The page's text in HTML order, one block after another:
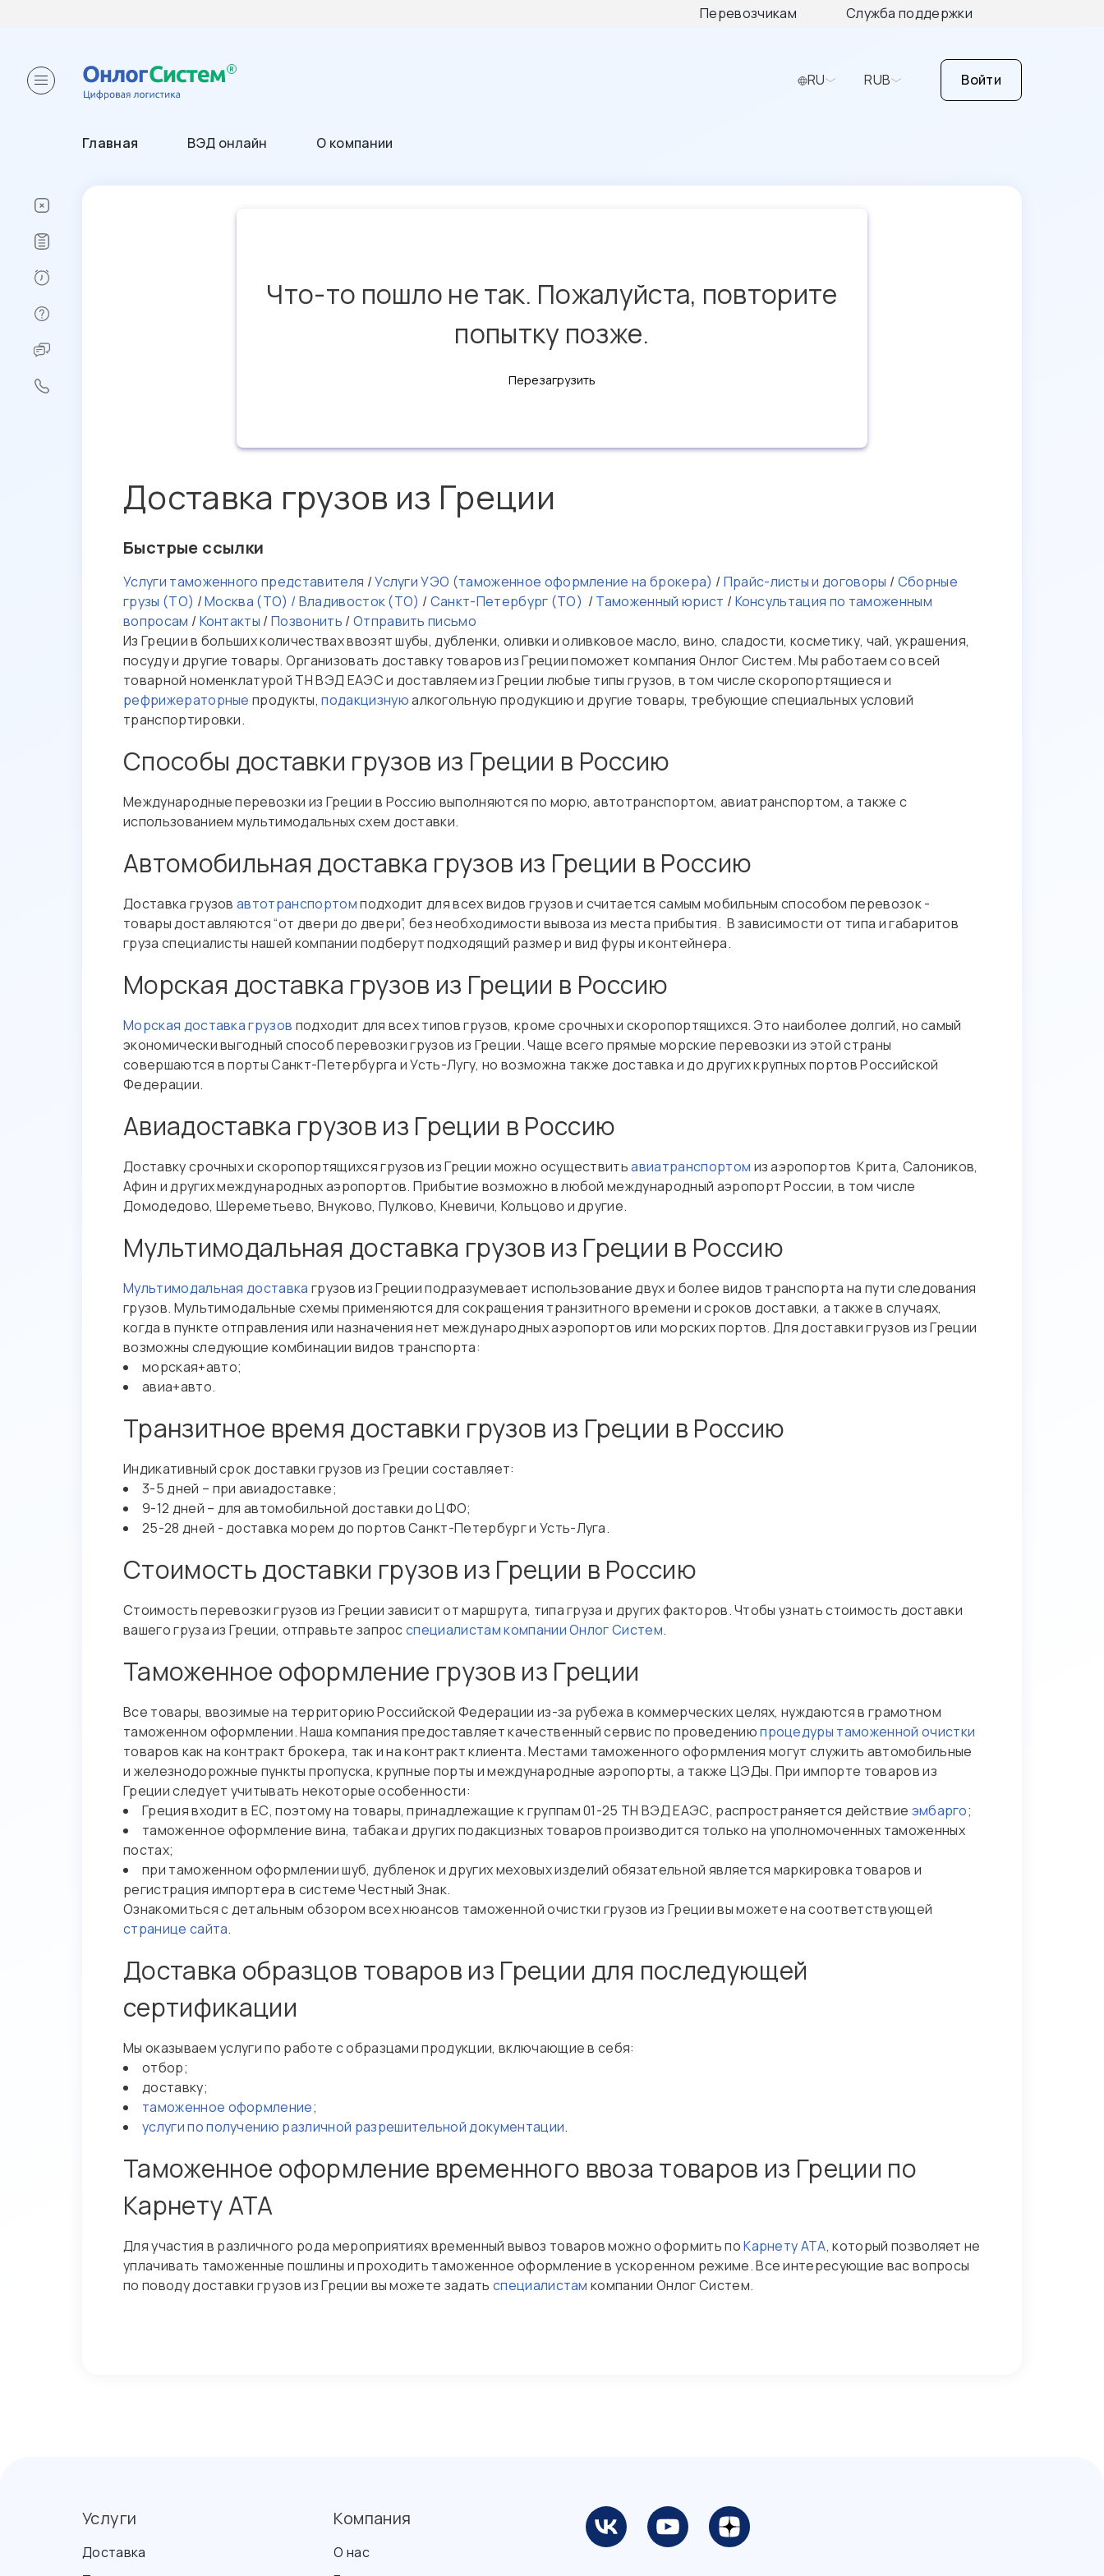
Перевозчикам Служба поддержки
RU RUB Войти
Главная ВЭД онлайн О компании
Что-то пошло не так. Пожалуйста, повторите
попытку позже.
Перезагрузить
Доставка грузов из Греции
Быстрые ссылки
Услуги таможенного представителя /Услуги УЭО (таможенное оформление на брокера) / Прайс-листы и договоры / Сборные
грузы (ТО) /Москва (ТО) / Владивосток (ТО) / Санкт-Петербург (ТО) / Таможенный юрист / Консультация по таможенным
вопросам / Контакты /Позвонить / Отправить письмо
Из Греции в больших количествах ввозят шубы, дубленки, оливки и оливковое масло, вино, сладости, косметику, чай, украшения,
посуду и другие товары. Организовать доставку товаров из Греции поможет компания Онлог Систем. Мы работаем со всей
товарной номенклатурой ТН ВЭД ЕАЭС и доставляем из Греции любые типы грузов, в том числе скоропортящиеся и
рефрижераторные продукты,подакцизнуюалкогольную продукцию и другие товары, требующие специальных условий
транспортировки.
Способы доставки грузов из Греции в Россию
Международные перевозки из Греции в Россию выполняются по морю, автотранспортом, авиатранспортом, а также с
использованием мультимодальных схем доставки.
Автомобильная доставка грузов из Греции в Россию
Доставка грузовавтотранспортомподходит для всех видов грузов и считается самым мобильным способом перевозок -
товары доставляются “от двери до двери”, без необходимости вывоза из места прибытия. В зависимости от типа и габаритов
груза специалисты нашей компании подберут подходящий размер и вид фуры и контейнера.
Морская доставка грузов из Греции в Россию
Морская доставка грузов подходит для всех типов грузов, кроме срочных и скоропортящихся. Это наиболее долгий, но самый
экономически выгодный способ перевозки грузов из Греции. Чаще всего прямые морские перевозки из этой страны
совершаются в порты Санкт-Петербурга и Усть-Лугу, но возможна также доставка и до других крупных портов Российской
Федерации.
Авиадоставка грузов из Греции в Россию
Доставку срочных и скоропортящихся грузов из Греции можно осуществитьавиатранспортом из аэропортов Крита, Салоников,
Афин и других международных аэропортов. Прибытие возможно в любой международный аэропорт России, в том числе
Домодедово, Шереметьево, Внуково, Пулково, Кневичи, Кольцово и другие.
Мультимодальная доставка грузов из Греции в Россию
Мультимодальная доставка грузов из Греции подразумевает использование двух и более видов транспорта на пути следования
грузов. Мультимодальные схемы применяются для сокращения транзитного времени и сроков доставки, а также в случаях,
когда в пункте отправления или назначения нет международных аэропортов или морских портов. Для доставки грузов из Греции
возможны следующие комбинации видов транспорта:
морская+авто;
авиа+авто.
Транзитное время доставки грузов из Греции в Россию
Индикативный срок доставки грузов из Греции составляет:
3-5 дней – при авиадоставке;
9-12 дней – для автомобильной доставки до ЦФО;
25-28 дней - доставка морем до портов Санкт-Петербург и Усть-Луга.
Стоимость доставки грузов из Греции в Россию
Стоимость перевозки грузов из Греции зависит от маршрута, типа груза и других факторов. Чтобы узнать стоимость доставки
вашего груза из Греции, отправьте запросспециалистам компании Онлог Систем.
Таможенное оформление грузов из Греции
Все товары, ввозимые на территорию Российской Федерации из-за рубежа в коммерческих целях, нуждаются в грамотном
таможенном оформлении. Наша компания предоставляет качественный сервис по проведениюпроцедуры таможенной очистки
товаров как на контракт брокера, так и на контракт клиента. Местами таможенного оформления могут служить автомобильные
и железнодорожные пункты пропуска, крупные порты и международные аэропорты, а также ЦЭДы. При импорте товаров из
Греции следует учитывать некоторые особенности:
Греция входит в ЕС, поэтому на товары, принадлежащие к группам 01-25 ТН ВЭД ЕАЭС, распространяется действие эмбарго;
таможенное оформление вина, табака и других подакцизных товаров производится только на уполномоченных таможенных
постах;
при таможенном оформлении шуб, дубленок и других меховых изделий обязательной является маркировка товаров и
регистрация импортера в системе Честный Знак.
Ознакомиться с детальным обзором всех нюансов таможенной очистки грузов из Греции вы можете на соответствующей
странице сайта.
Доставка образцов товаров из Греции для последующей
сертификации
Мы оказываем услуги по работе с образцами продукции, включающие в себя:
отбор;
доставку;
таможенное оформление;
услуги по получению различной разрешительной документации.
Таможенное оформление временного ввоза товаров из Греции по
Карнету АТА
Для участия в различного рода мероприятиях временный вывоз товаров можно оформить поКарнету АТА, который позволяет не
уплачивать таможенные пошлины и проходить таможенное оформление в ускоренном режиме. Все интересующие вас вопросы
по поводу доставки грузов из Греции вы можете задать специалистам компании Онлог Систем.
Услуги
Доставка
Компания
О нас